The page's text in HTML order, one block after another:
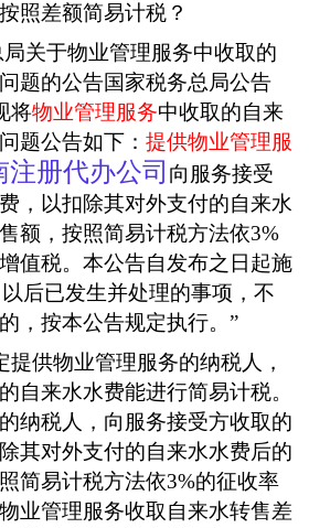
照差额简易计税？
关于物业管理服务中收取的
题的公告国家税务总局公告
将物业管理服务中收取的自来
题公告如下： 提供物业管理服
注册代办公司 向服务接受
，以扣除其对外支付的自来水
额，按照简易计税方法依3%
值税。本公告自发布之日起施
后已发生并处理的事项，不
，按本公告规定执行。”
供物业管理服务的纳税人，
自来水水费能进行简易计税。
纳税人，向服务接受方收取的
其对外支付的自来水水费后的
简易计税方法依3%的征收率
业管理服务收取自来水转售差